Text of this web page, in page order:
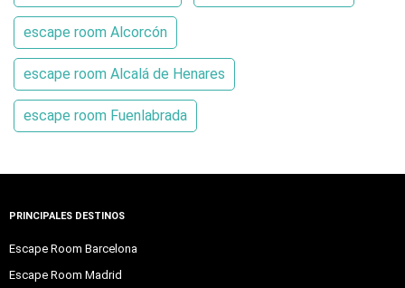
escape room Alcorcón
escape room Alcalá de Henares
escape room Fuenlabrada
PRINCIPALES DESTINOS
Escape Room Barcelona
Escape Room Madrid